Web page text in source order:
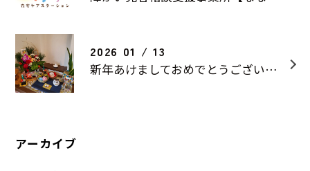
2026 01 / 13
新年あけましておめでとうございます
アーカイブ